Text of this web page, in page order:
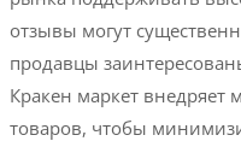
отзывы могут
продавцы
Кракен маркет
товаров, чтобы